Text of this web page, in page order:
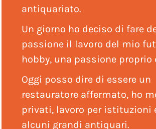
antiquariato.
Un giorno ho deciso di fare
passione il lavoro del mio
hobby, una passione proprio
Oggi posso dire di essere un
restauratore affermato, ho
privati, lavoro per istituzioni
alcuni grandi antiquari.